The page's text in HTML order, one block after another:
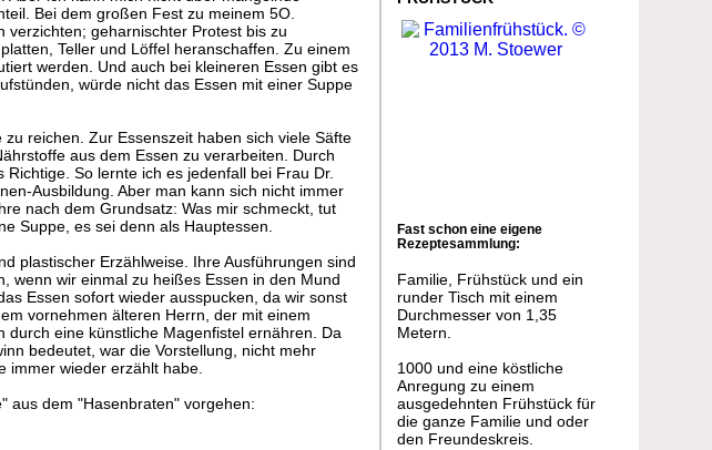
Bei dem großen Fest zu meinem 5O.
geharnischter Protest bis zu
Teller und Löffel heranschaffen. Zu einem
werden. Und auch bei kleineren Essen gibt es
würde nicht das Essen mit einer Suppe
reichen. Zur Essenszeit haben sich viele Säfte
aus dem Essen zu verarbeiten. Durch
So lernte ich es jedenfall bei Frau Dr.
Ausbildung. Aber man kann sich nicht immer
nach dem Grundsatz: Was mir schmeckt, tut
Suppe, es sei denn als Hauptessen.
plastischer Erzählweise. Ihre Ausführungen sind
wenn wir einmal zu heißes Essen in den Mund
Essen sofort wieder ausspucken, da wir sonst
vornehmen älteren Herrn, der mit einem
eine künstliche Magenfistel ernähren. Da
bedeutet, war die Vorstellung, nicht mehr
immer wieder erzählt habe.
aus dem "Hasenbraten" vorgehen:
Fast schon eine eigene
Rezeptesammlung:
Familie, Frühstück und ein
runder Tisch mit einem
Durchmesser von 1,35
Metern.
1000 und eine köstliche
Anregung zu einem
ausgedehnten Frühstück für
die ganze Familie und oder
den Freundeskreis.